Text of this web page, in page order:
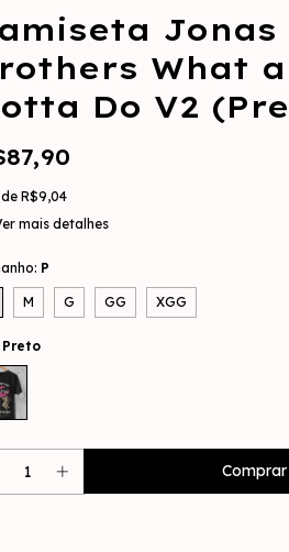
Jonas
What a
Do V2
R$9,04
mais detalhes
P
M G GG XGG
Preto